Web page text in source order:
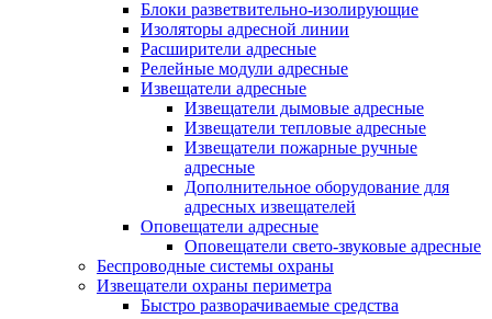
Блоки разветвительно-изолирующие
Изоляторы адресной линии
Расширители адресные
Релейные модули адресные
Извещатели адресные
Извещатели дымовые адресные
Извещатели тепловые адресные
Извещатели пожарные ручные
адресные
Дополнительное оборудование для
адресных извещателей
Оповещатели адресные
Оповещатели свето-звуковые адресные
Беспроводные системы охраны
Извещатели охраны периметра
Быстро разворачиваемые средства